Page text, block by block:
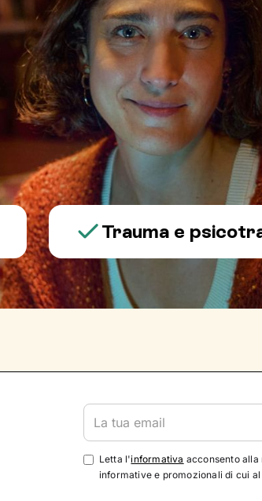
Trauma e
Letta l'informativa acconsento
informative e promozionali di cui al